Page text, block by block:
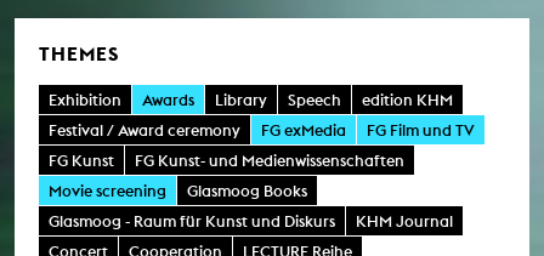
THEMES
Exhibition Awards Library Speech
edition KHM
Festival / Award ceremony
FG exMedia
FG Film und TV
FG Kunst
FG Kunst- und Medienwissenschaften
Movie screening
Glasmoog Books
Glasmoog - Raum für Kunst und Diskurs
KHM Journal
Concert
Cooperation
LECTURE Reihe